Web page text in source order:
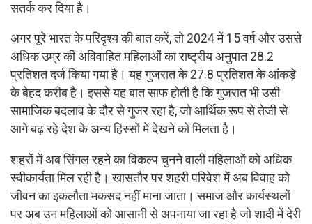
सतर्क कर दिया है।
अगर पूरे भारत के परिदृश्य की बात करें, तो 2024 में 15 वर्ष और उससे
अधिक उम्र की अविवाहित महिलाओं का राष्ट्रीय अनुपात 28.2
प्रतिशत दर्ज किया गया है। यह गुजरात के 27.8 प्रतिशत के आंकड़े
के बेहद करीब है। इससे यह बात साफ होती है कि गुजरात भी उसी
सामाजिक बदलाव के दौर से गुजर रहा है, जो आर्थिक रूप से तेजी से
आगे बढ़ रहे देश के अन्य हिस्सों में देखने को मिलता है।
शहरों में अब सिंगल रहने का विकल्प चुनने वाली महिलाओं को अधिक
स्वीकार्यता मिल रही है। खासतौर पर शहरी परिवेश में अब विवाह को
जीवन का इकलौता मकसद नहीं माना जाता। समाज और कार्यस्थलों
पर अब उन महिलाओं को आसानी से अपनाया जा रहा है जो शादी में देरी